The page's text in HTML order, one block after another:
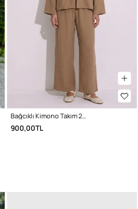
Bağcıklı Kimono Takım 26610 - BİSKÜVİ
900,00TL